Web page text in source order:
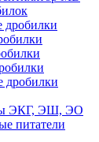
дробилки
дробилки
ЭКГ, ЭШ, ЭО
питатели